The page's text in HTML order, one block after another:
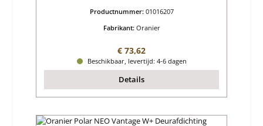
Productnummer: 01016207
Fabrikant: Oranier
Normale prijs:
€ 73,62
Beschikbaar, levertijd: 4-6 dagen
Details